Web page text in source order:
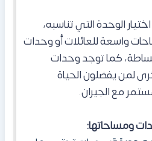
الوحدة التي تناسبه،
واسعة للعائلات أو وحدات
كما توجد وحدات
لمن يفضلون الحياة
مع الجيران.
ومساحاتها: